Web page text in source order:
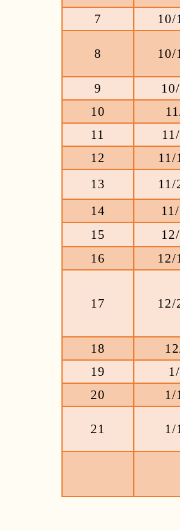
7
10/
8 10/
9
10
11
12
11/
13
11/
14
15
16
12/
17 12/
18
19
20
1/
21 1/